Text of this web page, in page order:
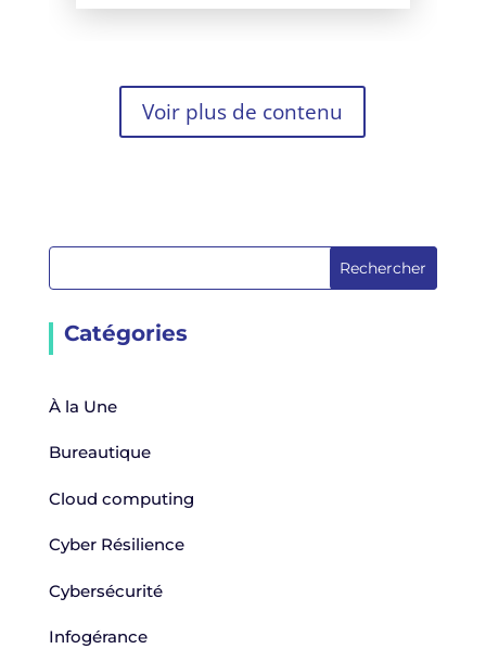
Voir plus de contenu
Rechercher
Catégories
À la Une
Bureautique
Cloud computing
Cyber Résilience
Cybersécurité
Infogérance